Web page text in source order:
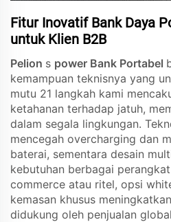
Fitur Inovatif Bank Daya
untuk Klien B2B
Pelion s power Bank Portabel
kemampuan teknisnya yang
mutu 21 langkah kami
ketahanan terhadap jatuh,
dalam segala lingkungan.
mencegah overcharging dan
baterai, sementara desain
kebutuhan berbagai
commerce atau ritel, opsi
kemasan khusus
didukung oleh penjualan